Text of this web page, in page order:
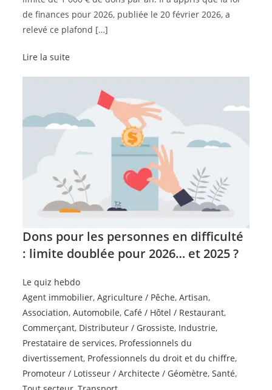
de finances pour 2026, publiée le 20 février 2026, a
relevé ce plafond […]
Lire la suite
Dons pour les personnes en difficulté
: limite doublée pour 2026… et 2025 ?
Le quiz hebdo
Agent immobilier,Agriculture / Pêche,Artisan,
Association,Automobile, Café / Hôtel / Restaurant,
Commerçant, Distributeur / Grossiste, Industrie,
Prestataire de services, Professionnels du
divertissement, Professionnels du droit et du chiffre,
Promoteur / Lotisseur / Architecte / Géomètre,Santé,